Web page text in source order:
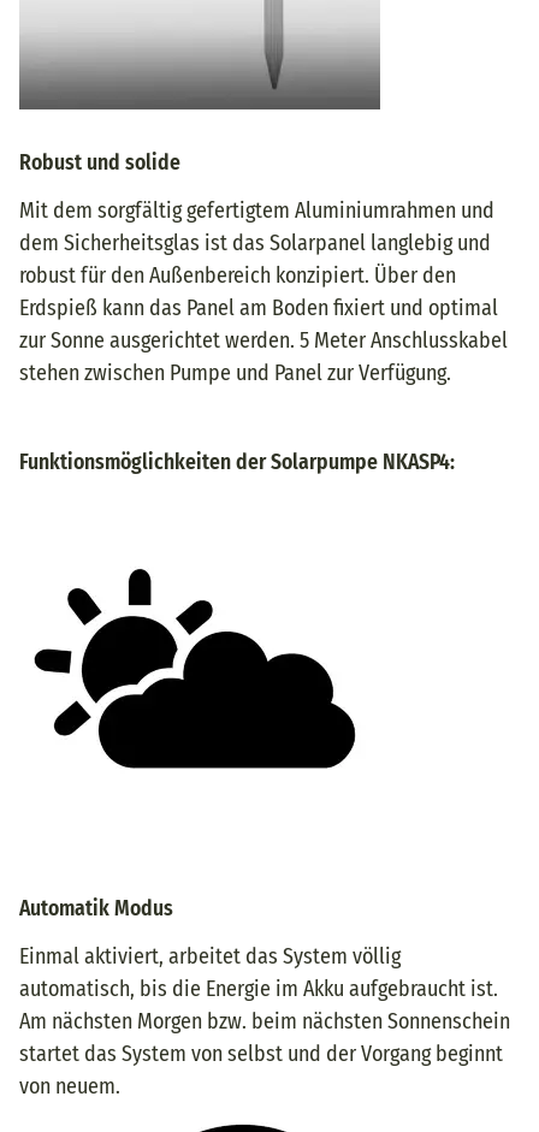
Robust und solide
Mit dem sorgfältig gefertigtem Aluminiumrahmen und
dem Sicherheitsglas ist das Solarpanel langlebig und
robust für den Außenbereich konzipiert. Über den
Erdspieß kann das Panel am Boden fixiert und optimal
zur Sonne ausgerichtet werden. 5 Meter Anschlusskabel
stehen zwischen Pumpe und Panel zur Verfügung.
Funktionsmöglichkeiten der Solarpumpe NKASP4:
Automatik Modus
Einmal aktiviert, arbeitet das System völlig
automatisch, bis die Energie im Akku aufgebraucht ist.
Am nächsten Morgen bzw. beim nächsten Sonnenschein
startet das System von selbst und der Vorgang beginnt
von neuem.